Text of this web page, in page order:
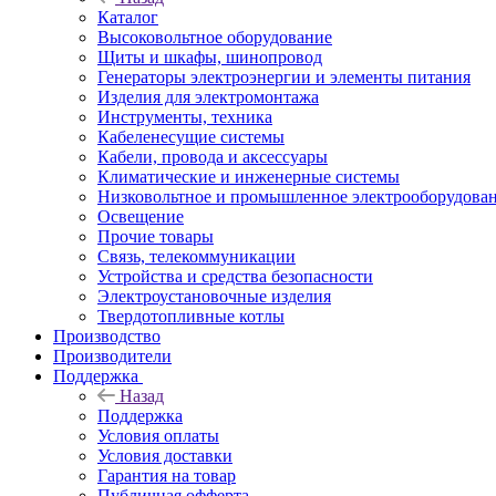
Каталог
Высоковольтное оборудование
Щиты и шкафы, шинопровод
Генераторы электроэнергии и элементы питания
Изделия для электромонтажа
Инструменты, техника
Кабеленесущие системы
Кабели, провода и аксессуары
Климатические и инженерные системы
Низковольтное и промышленное
Освещение
Прочие товары
Связь, телекоммуникации
Устройства и средства безопасности
Электроустановочные изделия
Твердотопливные котлы
Производство
Производители
Поддержка
Назад
Поддержка
Условия оплаты
Условия доставки
Гарантия на товар